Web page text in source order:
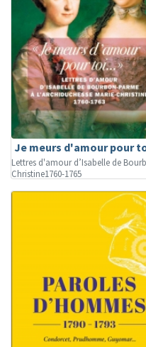
Je meurs d'amour pour
Lettres d'amour d’Isabelle de
Christine1760-1765